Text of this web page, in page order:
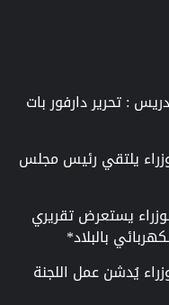
: تحرير دارفور بات
يلتقي رئيس مجلس
يستعرض تقريري
بالبلاد*
يُدشن عمل اللجنة